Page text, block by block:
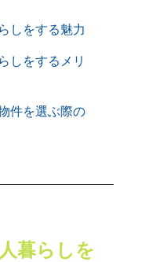
しをする魅力
しをするメリ
件を選ぶ際の
暮らしを